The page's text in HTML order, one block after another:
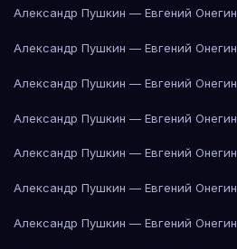
Александр Пушкин — Евгений Онегин
Александр Пушкин — Евгений Онегин
Александр Пушкин — Евгений Онегин
Александр Пушкин — Евгений Онегин
Александр Пушкин — Евгений Онегин
Александр Пушкин — Евгений Онегин
Александр Пушкин — Евгений Онегин